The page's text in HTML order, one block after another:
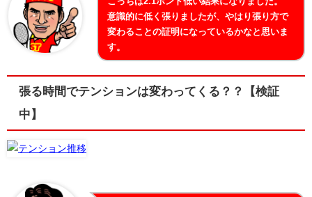
意識的に低く張りましたが、やはり張り方で
変わることの証明になっているかなと思いま
す。
張る時間でテンションは変わってくる？？【検証
中】